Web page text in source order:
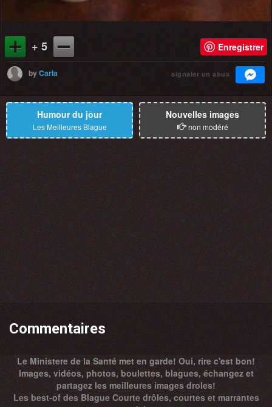
+ 5 Enregistrer
byCarla signaler un abus
Humour du jour
Les Meilleures Blague
Nouvelles images
non modéré
Commentaires
Le Ministere de la Santé met en garde! Oui, rire c'est bon!
Images, vidéos, photos, boulettes, blagues, échangez et
partagez les meilleures images droles!
Les best-of des Blague Courte drôles, courtes et marrantes